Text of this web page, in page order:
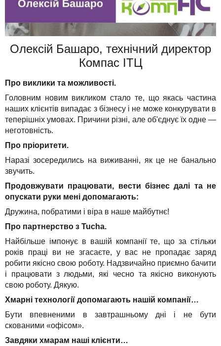
Олексій Башаро, технічний директор
Компас ІТЦ
Про виклики та можливості.
Головним новим викликом стало те, що якась частина
наших клієнтів випадає з бізнесу і не може конкурувати в
теперішніх умовах. Причини різні, але об'єднує їх одне —
неготовність.
Про пріоритети.
Наразі зосередились на виживанні, як це не банально
звучить.
Продовжувати працювати, вести бізнес далі та не
опускати руки мені допомагають:
Дружина, побратими і віра в наше майбутнє!
Про партнерство з Tucha.
Найбільше імпонує в вашій компанії те, що за стільки
років праці ви не згасаєте, у вас не пропадає заряд
робити якісно свою роботу. Надзвичайно приємно бачити
і працювати з людьми, які чесно та якісно виконують
свою роботу. Дякую.
Хмарні технології допомагають нашій компанії…
Бути впевненими в завтрашньому дні і не бути
скованими «офісом».
Завдяки хмарам наші клієнти…